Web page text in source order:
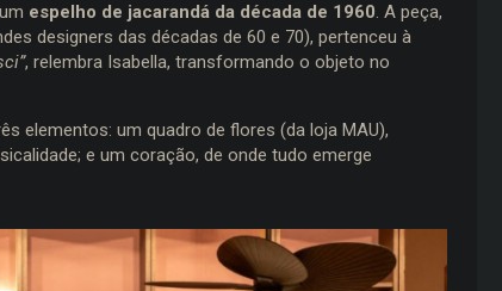
espelho de jacarandá da década de 1960. A peça,
designers das décadas de 60 e 70), pertenceu à
, relembra Isabella, transformando o objeto no
elementos: um quadro de flores (da loja MAU),
e um coração, de onde tudo emerge